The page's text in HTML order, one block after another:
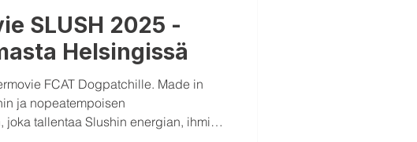
SLUSH 2025 -
Helsingissä
FCAT Dogpatchille. Made in
ja nopeatempoisen
joka tallentaa Slushin energian, ihmiset